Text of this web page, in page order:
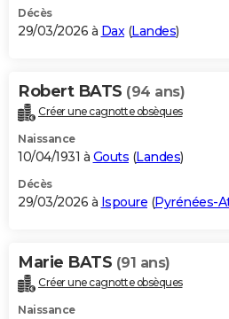
Décès
29/03/2026 à Dax(Landes)
Robert BATS (94 ans)
Créer une cagnotte obsèques
Naissance
10/04/1931 à Gouts (Landes)
Décès
29/03/2026 à Ispoure (Pyrénées-
Marie BATS (91 ans)
Créer une cagnotte obsèques
Naissance